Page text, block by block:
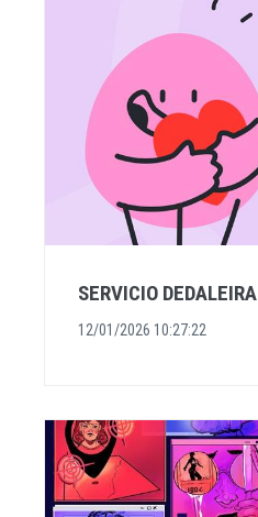
SERVICIO DEDALEIRA
12/01/2026 10:27:22